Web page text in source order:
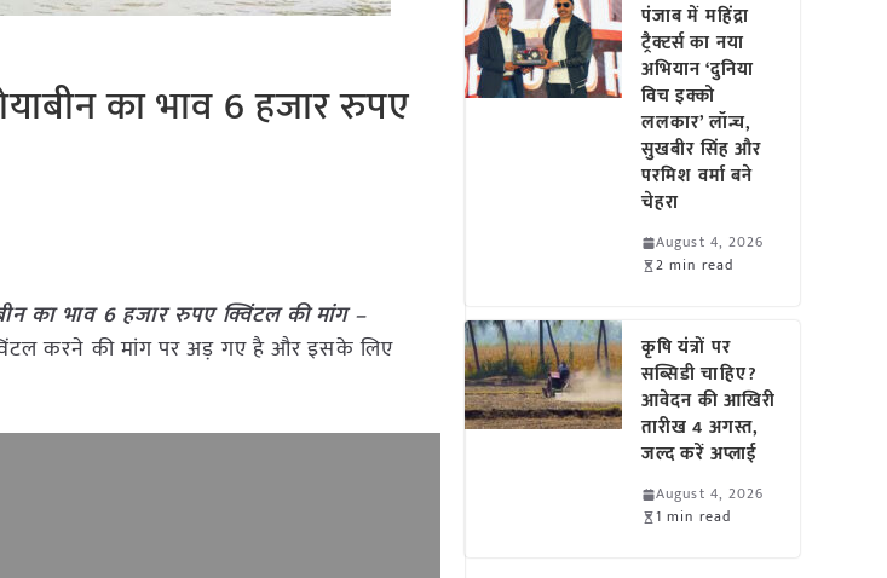
का भाव 6 हजार रुपए
का भाव 6 हजार रुपए क्विंटल की मांग –
करने की मांग पर अड़ गए है और इसके लिए
पंजाब में महिंद्रा
ट्रैक्टर्स का नया
अभियान ‘दुनिया
विच इक्को
ललकार’ लॉन्च,
सुखबीर सिंह और
परमिश वर्मा बने
चेहरा
August 4, 2026
2 min read
कृषि यंत्रों पर
सब्सिडी चाहिए?
आवेदन की आखिरी
तारीख 4 अगस्त,
जल्द करें अप्लाई
August 4, 2026
1 min read